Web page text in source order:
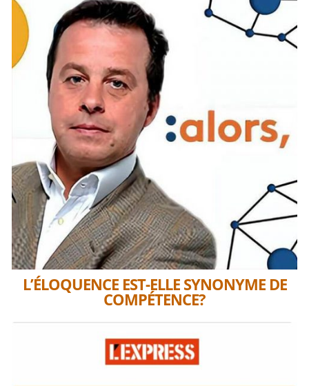
L’ÉLOQUENCE EST-ELLE SYNONYME DE
COMPÉTENCE?